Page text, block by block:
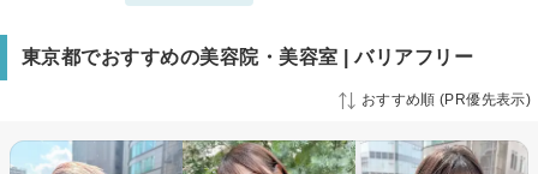
東京都でおすすめの美容院・美容室 | バリアフリー
おすすめ順 (PR優先表示)